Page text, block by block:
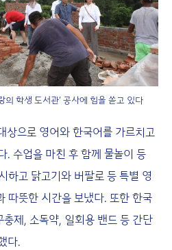
의 학생 도서관’ 공사에 힘을 쏟고 있다
상으로 영어와 한국어를 가르치고
. 수업을 마친 후 함께 물놀이 등
하고 닭고기와 버팔로 등 특별 영
따뜻한 시간을 보냈다. 또한 한국
제, 소독약, 일회용 밴드 등 간단
다.